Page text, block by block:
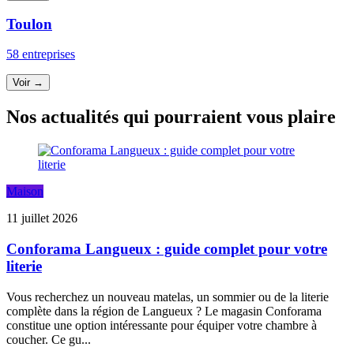
Toulon
58 entreprises
Voir →
Nos actualités qui pourraient vous plaire
Maison
11 juillet 2026
Conforama Langueux : guide complet pour votre
literie
Vous recherchez un nouveau matelas, un sommier ou de la literie
complète dans la région de Langueux ? Le magasin Conforama
constitue une option intéressante pour équiper votre chambre à
coucher. Ce gu...